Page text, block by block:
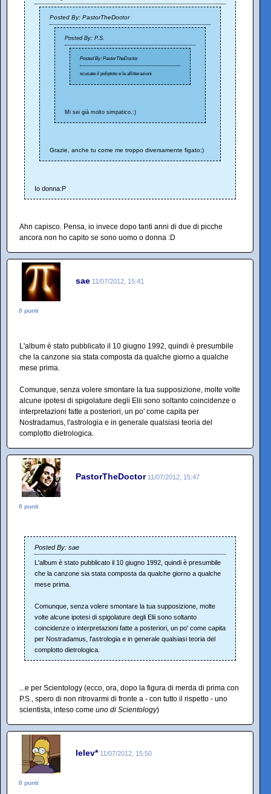
Posted By: PastorTheDoctor
Posted By: P.S.
Posted By: PastorTheDoctor
scusate il poliptoto e le allitterazioni
Mi sei già molto simpatico.:)
Grazie, anche tu come me troppo diversamente figato;)
Io donna:P
Ahn capisco. Pensa, io invece dopo tanti anni di due di picche
ancora non ho capito se sono uomo o donna :D
sae 11/07/2012, 15:41
0 punti
L'album è stato pubblicato il 10 giugno 1992, quindi è presumbile
che la canzone sia stata composta da qualche giorno a qualche
mese prima.
Comunque, senza volere smontare la tua supposizione, molte volte
alcune ipotesi di spigolature degli Elii sono soltanto coincidenze o
interpretazioni fatte a posteriori, un po' come capita per
Nostradamus, l'astrologia e in generale qualsiasi teoria del
complotto dietrologica.
PastorTheDoctor 11/07/2012, 15:47
0 punti
Posted By: sae
L'album è stato pubblicato il 10 giugno 1992, quindi è presumbile
che la canzone sia stata composta da qualche giorno a qualche
mese prima.
Comunque, senza volere smontare la tua supposizione, molte
volte alcune ipotesi di spigolature degli Elii sono soltanto
coincidenze o interpretazioni fatte a posteriori, un po' come capita
per Nostradamus, l'astrologia e in generale qualsiasi teoria del
complotto dietrologica.
...e per Scientology (ecco, ora, dopo la figura di merda di prima con
P.S., spero di non ritrovarmi di fronte a - con tutto il rispetto - uno
scientista, inteso come uno di Scientology)
lelev* 11/07/2012, 15:50
0 punti